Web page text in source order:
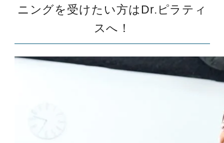
ニングを受けたい方はDr.ピラティ
スへ！